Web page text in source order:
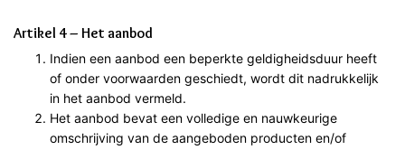
Artikel 4 – Het aanbod
Indien een aanbod een beperkte geldigheidsduur heeft
of onder voorwaarden geschiedt, wordt dit nadrukkelijk
in het aanbod vermeld.
Het aanbod bevat een volledige en nauwkeurige
omschrijving van de aangeboden producten en/of